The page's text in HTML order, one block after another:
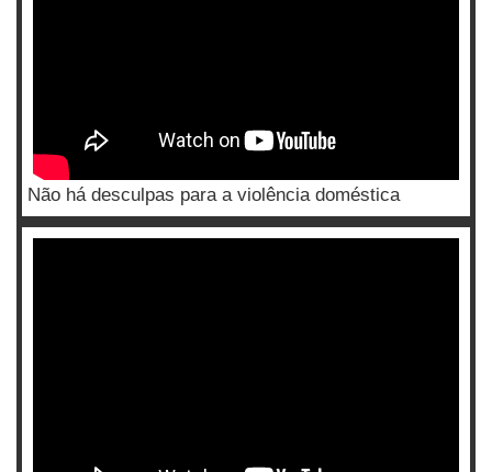
Não há desculpas para a violência doméstica